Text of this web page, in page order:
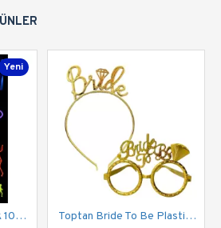
Yeni
Fosforlu Çubuk Bileklik 100 Adet | Parlayan Glow Stick Bileklik Seti Toptan Bride To Be Plastik Gözlük Taç Set Gold